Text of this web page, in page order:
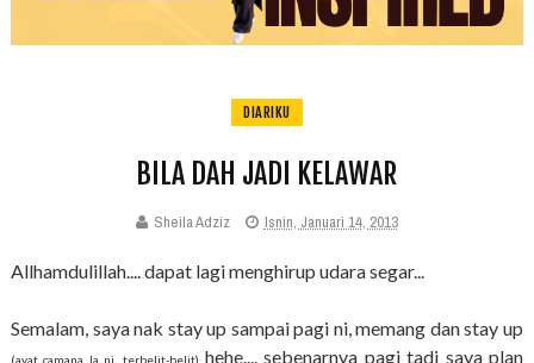
DIARIKU
BILA DAH JADI KELAWAR
Sheila Adziz Isnin, Januari 14, 2013
Allhamdulillah.... dapat lagi menghirup udara segar...
Semalam, saya nak stay up sampai pagi ni, memang dan stay up
(ayat camana la ni, terbelit-belit) hehe.... sebenarnya pagi tadi saya plan